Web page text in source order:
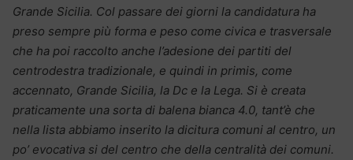
Grande Sicilia. Col passare dei giorni la candidatura ha
preso sempre più forma e peso come civica e trasversale
che ha poi raccolto anche l’adesione dei partiti del
centrodestra tradizionale, e quindi in primis, come
accennato, Grande Sicilia, la Dc e la Lega. Si è creata
praticamente una sorta di balena bianca 4.0, tant’è che
nella lista abbiamo inserito la dicitura comuni al centro, un
po’ evocativa si del centro che della centralità dei comuni.